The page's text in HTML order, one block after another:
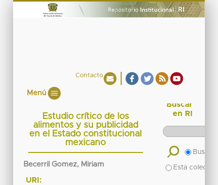
Contacto
Menú
Estudio crítico de los
alimentos y su publicidad
en el Estado constitucional
mexicano
Becerril Gomez, Miriam
URI:
Buscar
en RI
Buscar
Esta